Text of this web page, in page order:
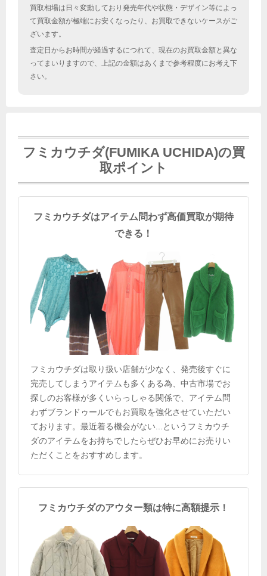
買取相場は日々変動しており発売年代や状態・デザイン等によっ
て買取金額が極端にお安くなったり、お買取できないケースがご
ざいます。
査定日からお時間が経過するにつれて、現在のお買取金額と異な
ってまいりますので、上記の金額はあくまで参考程度にお考え下
さい。
フミカウチダ(FUMIKA UCHIDA)の買
取ポイント
フミカウチダはアイテム問わず高価買取が期待
できる！
フミカウチダは取り扱い店舗が少なく、発売後すぐに
完売してしまうアイテムも多くある為、中古市場でお
探しのお客様が多くいらっしゃる関係で、アイテム問
わずブランドゥールでもお買取を強化させていただい
ております。最近着る機会がない...というフミカウチ
ダのアイテムをお持ちでしたらぜひお早めにお売りい
ただくことをおすすめします。
フミカウチダのアウター類は特に高額提示！